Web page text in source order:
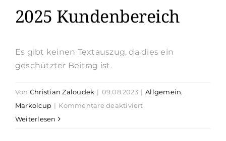
2025 Kundenbereich
Es gibt keinen Textauszug, da dies ein
geschützter Beitrag ist.
Von Christian Zaloudek | 09.08.2023 | Allgemein,
Markolcup | Kommentare deaktiviertfür
Weiterlesen